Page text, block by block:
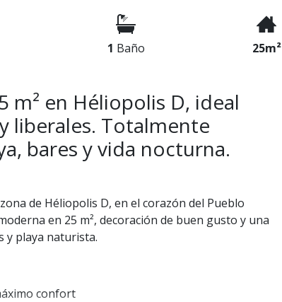
1 Baño 25m²
en Héliopolis D, ideal
liberales. Totalmente
bares y vida nocturna.
de Héliopolis D, en el corazón del Pueblo
en 25 m², decoración de buen gusto y una
y playa naturista.
confort